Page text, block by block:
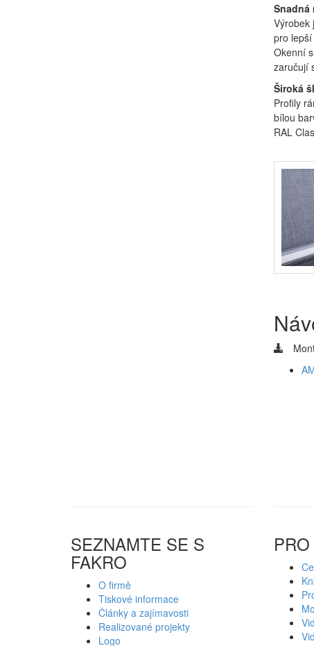
Snadná
Výrobek
pro
Okenní
zaručují
Široká
Profily
bílou
RAL
SEZNAMTE SE S
FAKRO
O firmě
Tiskové informace
Články a zajímavosti
Realizované projekty
Logo